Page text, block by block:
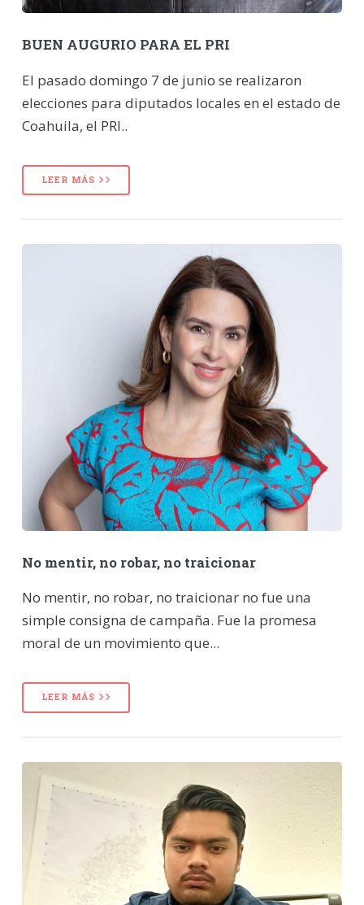
BUEN AUGURIO PARA EL PRI
El pasado domingo 7 de junio se realizaron
elecciones para diputados locales en el estado de
Coahuila, el PRI..
LEER MÁS
No mentir, no robar, no traicionar
No mentir, no robar, no traicionar no fue una
simple consigna de campaña. Fue la promesa
moral de un movimiento que...
LEER MÁS